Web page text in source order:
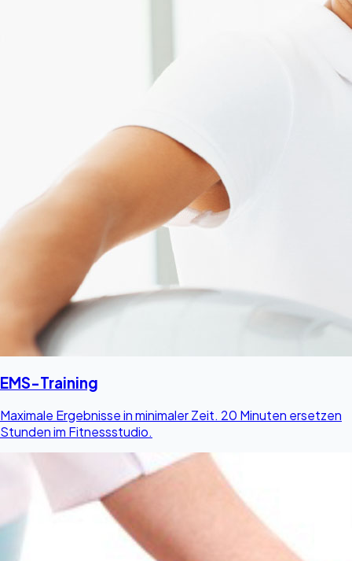
EMS-Training
Maximale Ergebnisse in minimaler Zeit. 20 Minuten ersetzen
Stunden im Fitnessstudio.